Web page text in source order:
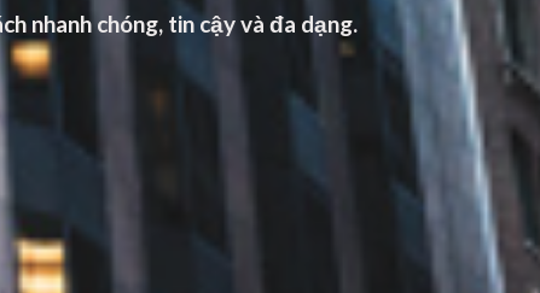
nhanh chóng, tin cậy và đa dạng.